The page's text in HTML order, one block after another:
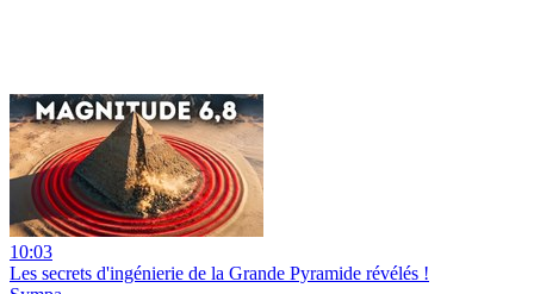
10:03
Les secrets d'ingénierie de la Grande Pyramide révélés !